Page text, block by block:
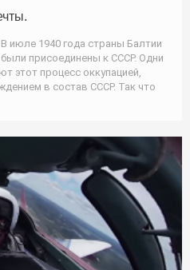
июле 1940 года страны Балтии
присоединены к СССР. Одни
этот процесс оккупацией,
в состав СССР. Так что